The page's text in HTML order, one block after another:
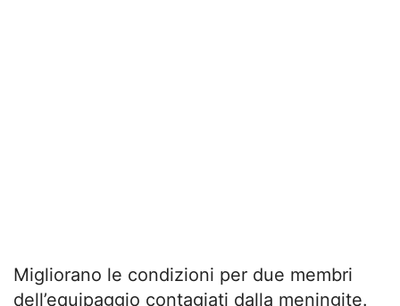
Migliorano le condizioni per due membri
dell’equipaggio contagiati dalla meningite.